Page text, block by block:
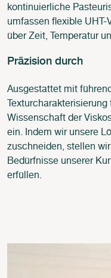
kontinuierliche
umfassen flexible
über Zeit, Temperatur
Präzision durch
Ausgestattet mit
Wissenschaft der
ein. Indem wir unsere
zuschneiden, stellen
Bedürfnisse unserer
erfüllen.